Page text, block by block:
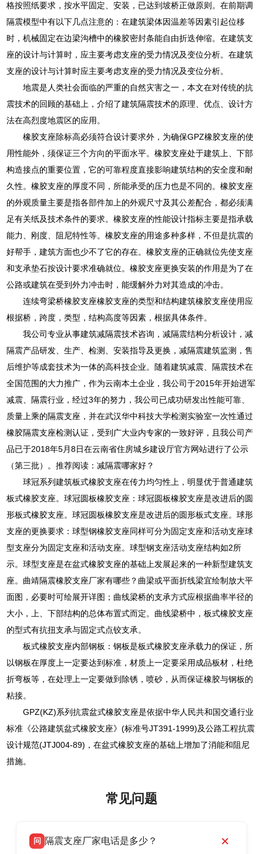
格按照纸要求，按水平固定、安装，已达到坡桥正做原则。在前期调
隔震模型中有以下几点注意的：在建筑梁体因温差等因素引起位移
时，机械固定在边梁沟槽中的橡胶密封条能自由折迭伸缩。在建筑支
座的设计与计算时，应主要考虑支座的受力情况及变位分析。在建筑
支座的设计与计算时应主要考虑支座的受力情况及变位分析。
地震是人类社会面临的严重的自然灾害之一，本文在对传统的抗
震技术的回顾的基础上，介绍了建筑隔震技术的原理、优点、设计方
法在高烈度地震区的应用。
橡胶支座除标高必须符合设计要求外，为确保GPZ橡胶支座的使
用性能外，须保证三个方向的平面水平。橡胶支座处于建筑上、下部
构造接点的重要位置，它的可靠程度直接影响建筑结构的安全度和耐
久性。橡胶支座的厚度不同，所能承受的压力也是不同的。橡胶支座
的外观质量主要是指各部件加上的外观尺寸及其公差配合，都必须满
足有关纸及技术条件的要求。橡胶支座的性能设计指标主要是指承载
能力、刚度、阻尼特性等。橡胶支座的用途多种多样，不但是抗震的
好帮手，建筑方面也少不了它的存在。橡胶支座的正确就位先使支座
和支承垫石按设计要求准确就位。橡胶支座更换安装的作用是为了在
公路或建筑在受到外力冲击时，能缓解外力对其造成的冲击。
连续弯梁桥橡胶支座橡胶支座的类型和结构建筑橡胶支座使用应
根据桥，跨度，类型，结构高度等因素，根据具体条件。
我公司专业从事建筑减隔震技术咨询，减隔震结构分析设计，减
隔震产品研发、生产、检测、安装指导及更换，减隔震建筑监测，售
后维护等成套技术为一体的高科技企业。随着建筑减震、隔震技术在
全国范围的大力推广，作为云南本土企业，我公司于2015年开始进军
减震、隔震行业，经过3年的努力，我公司已成功研发出性能可靠、
质量上乘的隔震支座，并在武汉华中科技大学检测实验室一次性通过
橡胶隔震支座检测认证，受到广大业内专家的一致好评，且我公司产
品已于2018年5月8日在云南省住房城乡建设厅官方网站进行了公示
（第三批）。推荐阅读：减隔震哪家好？
球冠系列建筑板式橡胶支座在传力均匀性上，明显优于普通建筑
板式橡胶支座。球冠圆板橡胶支座：球冠圆板橡胶支座是改进后的圆
形板式橡胶支座。球冠圆板橡胶支座是改进后的圆形板式支座。球形
支座的更换要求：球型钢橡胶支座同样可分为固定支座和活动支座球
型支座分为固定支座和活动支座。球型钢支座活动支座结构如2所
示。球型支座是在盆式橡胶支座的基础上发展起来的一种新型建筑支
座。曲靖隔震橡胶支座厂家有哪些？曲梁或平面折线梁宜绘制放大平
面图，必要时可绘展开详图；曲线梁桥的支承方式应根据曲率半径的
大小，上、下部结构的总体布置式而定。曲线梁桥中，板式橡胶支座
的型式有抗扭支承与固定式点铰支承。
板式橡胶支座内部钢板：钢板是板式橡胶支座承载力的保证，所
以钢板在厚度上一定要达到标准，材质上一定要采用成品板材，杜绝
折弯板等，在处理上一定要做到除锈，喷砂，从而保证橡胶与钢板的
粘接。
GPZ(KZ)系列抗震盆式橡胶支座是依据中华人民共和国交通行业
标准《公路建筑盆式橡胶支座》(标准号JT391-1999)及公路工程抗震
设计规范(JTJ004-89)，在盆式橡胶支座的基础上增加了消能和阻尼
措施。
常见问题
问 隔震支座厂家电话是多少？